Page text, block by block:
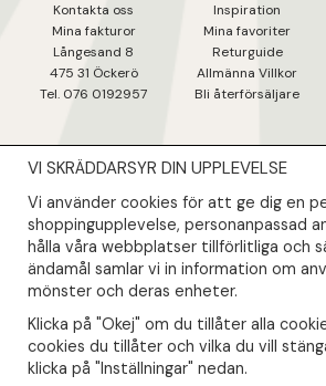
Kontakta oss
Mina fakturor
Långesand 8
475 31 Öckerö
Tel. 076 0192957
Inspiration
Mina favoriter
Returguide
Allmänna Villkor
Bli återförsäljare
NYHETSBREV
Såklart skall du ta del av våra bästa
Din mail kommer endast användas till
VI SKRÄDDARSYR DIN UPPLEVELSE
Vi använder cookies för att ge dig en
shoppingupplevelse, personanpassad
hålla våra webbplatser tillförlitliga och
ändamål samlar vi in information om
mönster och deras enheter.
Klicka på "Okej" om du tillåter alla
cookies du tillåter och vilka du vill
klicka på "Inställningar" nedan.